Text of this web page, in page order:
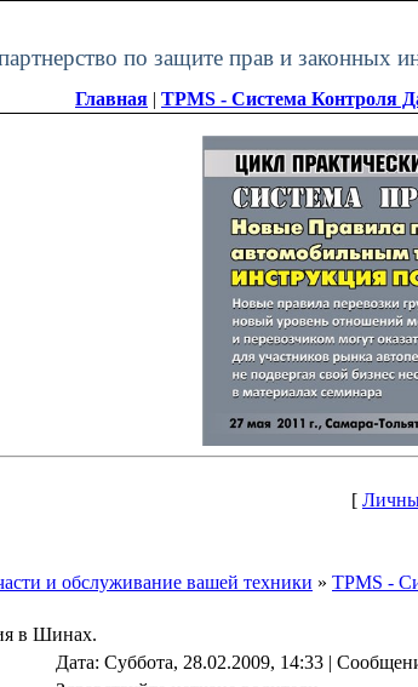
по защите прав и законных
Главная | TPMS - Система Контроля
и обслуживание вашей техники » TPMS -
в Шинах.
Дата: Суббота, 28.02.2009, 14:33 |